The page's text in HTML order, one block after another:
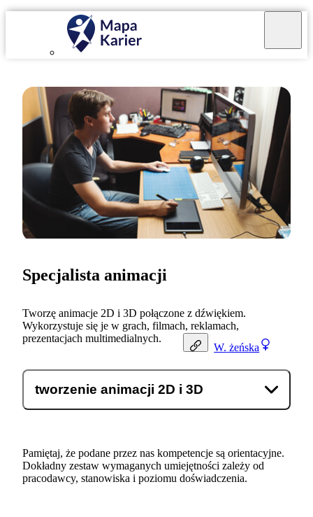
W. żeńska
Specjalista animacji
Tworzę animacje 2D i 3D połączone z dźwiękiem.
Wykorzystuje się je w grach, filmach, reklamach,
prezentacjach multimedialnych.
tworzenie animacji 2D i 3D
Pamiętaj, że podane przez nas kompetencje są orientacyjne.
Dokładny zestaw wymaganych umiejętności zależy od
pracodawcy, stanowiska i poziomu doświadczenia.